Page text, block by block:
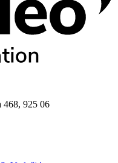
468, 925 06